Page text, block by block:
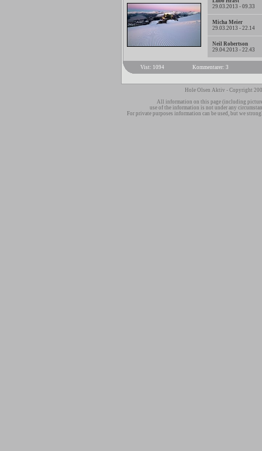
29.03.2013 - 09.33
Micha Meier
29.03.2013 - 22.14
Neil Robertson
29.04.2013 - 22.43
Vist: 1094 Kommentarer: 3
Hole Olsen Aktiv - Copyright
All information on this page (including
use of the information is not under any
For private purposes information can be used, but we